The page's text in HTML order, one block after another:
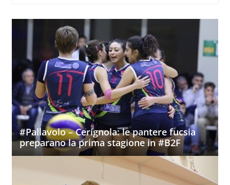
#Pallavolo – Cerignola: le pantere fucsia
preparano la prima stagione in #B2F